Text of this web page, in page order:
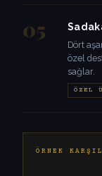
05
Dört
özel
sağlar.
ÖZEL
ÖRNEK